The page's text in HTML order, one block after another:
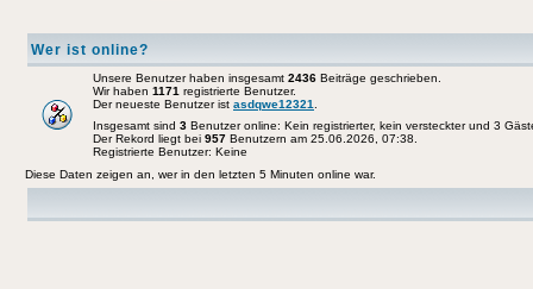
Wer ist online?
Unsere Benutzer haben insgesamt 2436 Beiträge geschrieben.
Wir haben 1171 registrierte Benutzer.
Der neueste Benutzer ist asdqwe12321
Insgesamt sind 3 Benutzer online: Kein registrierter, kein versteckter und 3
Der Rekord liegt bei 957 Benutzern am 25.06.2026, 07:38.
Registrierte Benutzer: Keine
Diese Daten zeigen an, wer in den letzten 5 Minuten online war.